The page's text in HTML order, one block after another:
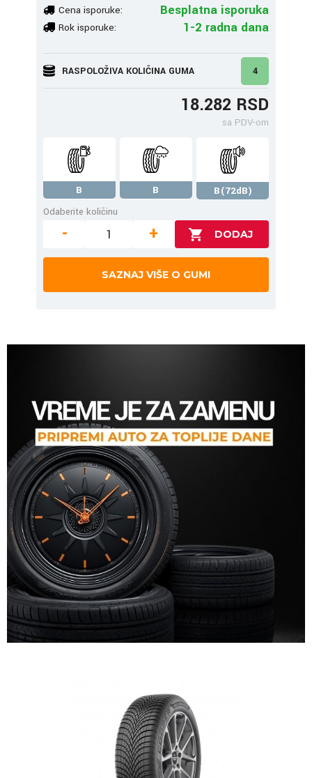
Cena isporuke: Besplatna isporuka
Rok isporuke: 1-2 radna dana
RASPOLOŽIVA KOLIČINA GUMA 4
18.282 RSD
sa PDV-om
B B
B(72dB)
Odaberite količinu
- +
SAZNAJ VIŠE O GUMI